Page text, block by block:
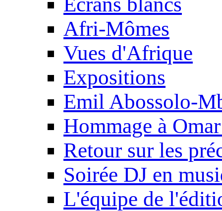
Afri-Mômes
Vues d'Afrique
Expositions
Emil Abossolo-
Hommage à
Retour sur les
Soirée DJ en
L'équipe de